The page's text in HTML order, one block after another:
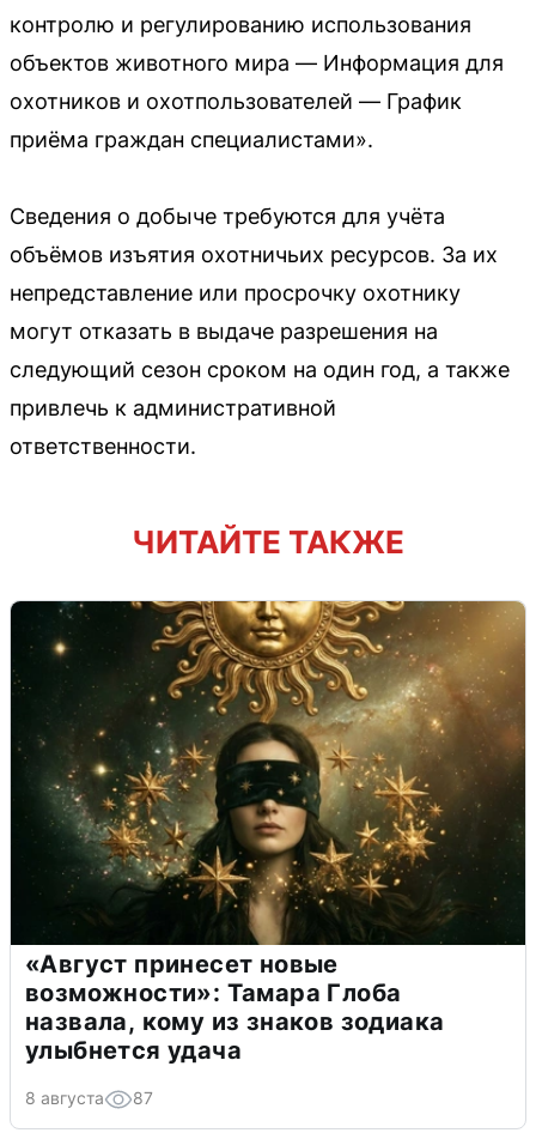
контролю и регулированию использования
объектов животного мира — Информация для
охотников и охотпользователей — График
приёма граждан специалистами».
Сведения о добыче требуются для учёта
объёмов изъятия охотничьих ресурсов. За их
непредставление или просрочку охотнику
могут отказать в выдаче разрешения на
следующий сезон сроком на один год, а также
привлечь к административной
ответственности.
ЧИТАЙТЕ ТАКЖЕ
«Август принесет новые
возможности»: Тамара Глоба
назвала, кому из знаков зодиака
улыбнется удача
8 августа 87